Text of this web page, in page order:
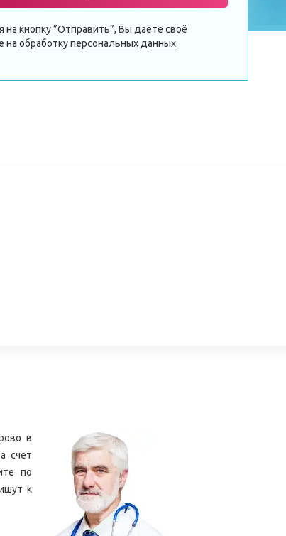
на кнопку ”Отправить”, Вы даёте своё
на обработку персональных данных
в
счет
по
к